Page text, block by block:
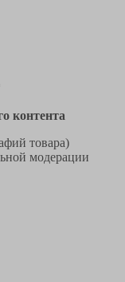
контента
товара)
модерации